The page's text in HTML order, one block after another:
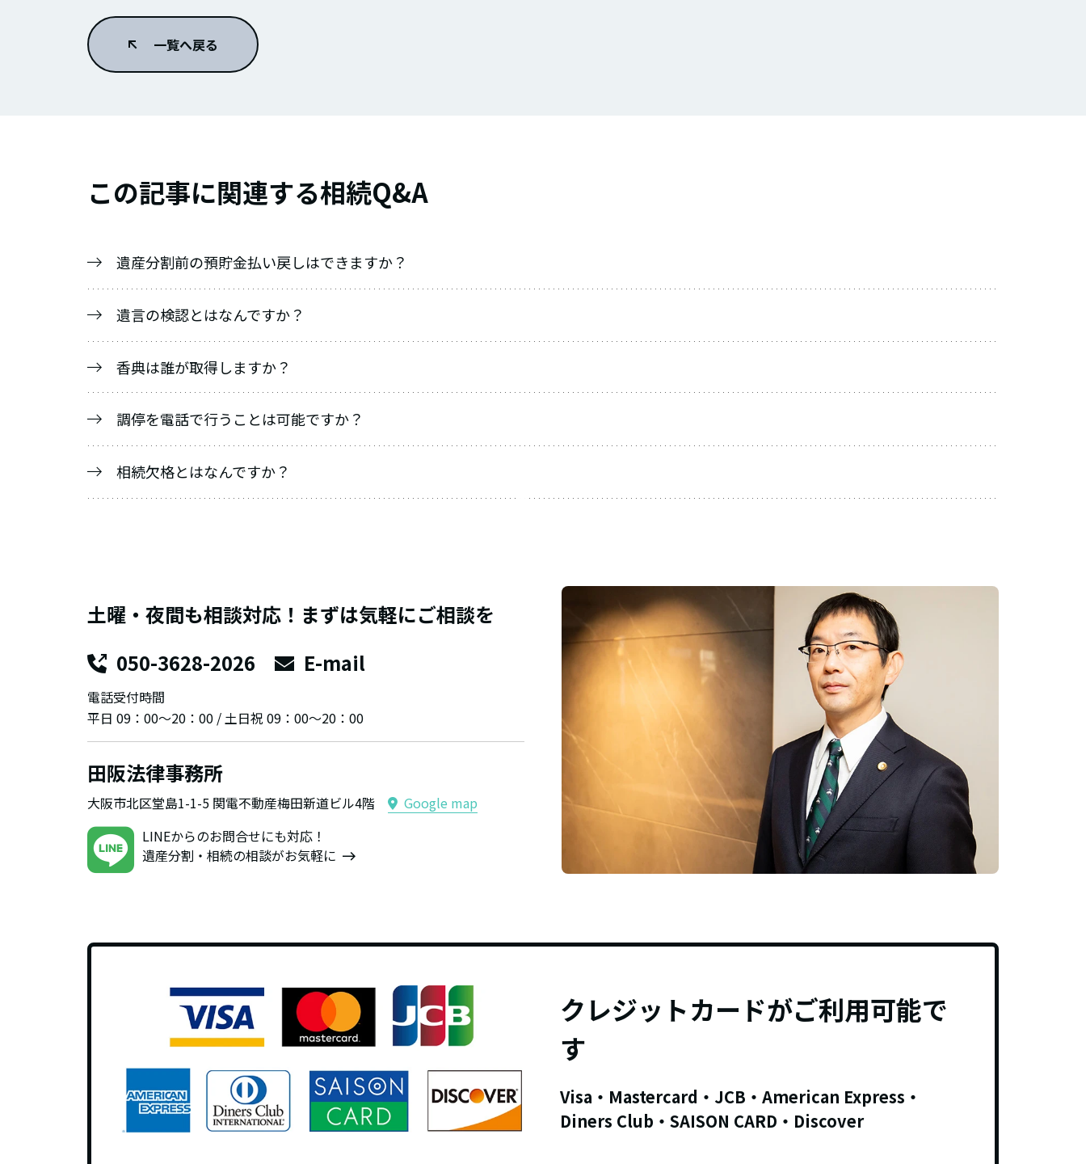
一覧へ戻る
この記事に関連する相続Q&A
遺産分割前の預貯金払い戻しはできますか？
遺言の検認とはなんですか？
香典は誰が取得しますか？
調停を電話で行うことは可能ですか？
相続欠格とはなんですか？
土曜・夜間も相談対応！まずは気軽にご相談を
050-3628-2026
E-mail
電話受付時間
平日 09：00～20：00 / 土日祝 09：00～20：00
田阪法律事務所
大阪市北区堂島1-1-5 関電不動産梅田新道ビル4階
Google map
LINEからのお問合せにも対応！
遺産分割・相続の相談がお気軽に
弁護
クレジットカードがご利用可能で
す
Visa・Mastercard・JCB・American Express・
Diners Club・SAISON CARD・Discover